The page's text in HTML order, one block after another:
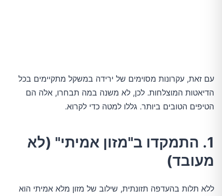
עם זאת, עקרונות מסוימים של ירידה במשקל מתקיימים בכל
הדיאטות המוצלחות. לכן, לא משנה במה תבחרו, אלה הם
הטיפים הטובים ביותר. גללו למטה כדי לקרוא.
1. התמקדו ב"מזון אמיתי" (לא
מעובד)
ללא תלות בהעדפה תזונתית, שילוב של מזון מלא אמיתי הוא